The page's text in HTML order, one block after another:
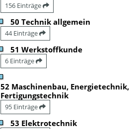
156 Einträge
50 Technik allgemein
44 Einträge
51 Werkstoffkunde
6 Einträge
52 Maschinenbau, Energietechnik,
Fertigungstechnik
95 Einträge
53 Elektrotechnik